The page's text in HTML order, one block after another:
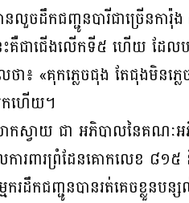
លួចដឹកជញ្ជូនបារីជាច្រើនក
ះគឺជាជើងលើកទី៥ ហើយ ដែ
៖ «គុកភ្លេចជុង តែជុងមិនភ្លេ
កហើយ។
លោកស្វាយ ជា អភិបាលនៃគ
រពារព្រំដែនគោកលេខ ៨១
ដឹកជញ្ជូនបានរត់គេចខ្លួនបន្